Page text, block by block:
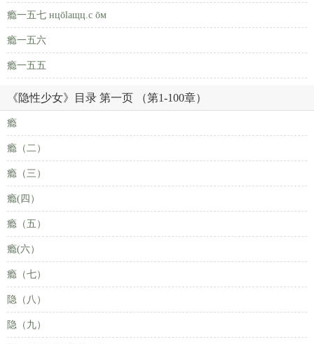
瘾一五七 нцōlaщц.c ōм
瘾一五六
瘾一五五
《隐性少女》目录 第一页 （第1-100章）
瘾
瘾（二）
瘾（三）
瘾(四）
瘾（五）
瘾(六）
瘾（七）
隐（八）
隐（九）